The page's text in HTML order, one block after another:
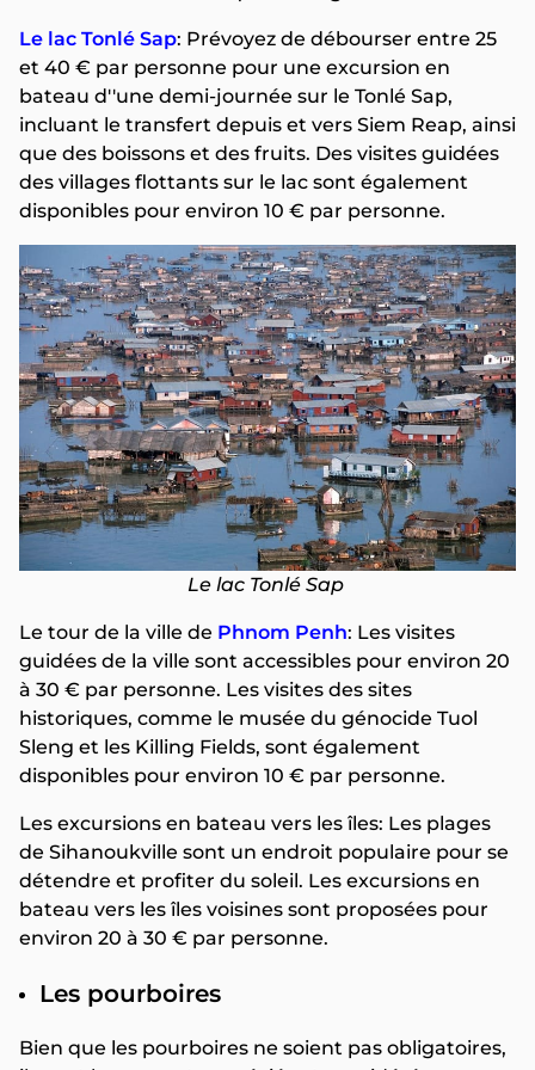
Le lac Tonlé Sap: Prévoyez de débourser entre 25
et 40 € par personne pour une excursion en
bateau d''une demi-journée sur le Tonlé Sap,
incluant le transfert depuis et vers Siem Reap, ainsi
que des boissons et des fruits. Des visites guidées
des villages flottants sur le lac sont également
disponibles pour environ 10 € par personne.
Le lac Tonlé Sap
Le tour de la ville de Phnom Penh: Les visites
guidées de la ville sont accessibles pour environ 20
à 30 € par personne. Les visites des sites
historiques, comme le musée du génocide Tuol
Sleng et les Killing Fields, sont également
disponibles pour environ 10 € par personne.
Les excursions en bateau vers les îles: Les plages
de Sihanoukville sont un endroit populaire pour se
détendre et profiter du soleil. Les excursions en
bateau vers les îles voisines sont proposées pour
environ 20 à 30 € par personne.
Les pourboires
Bien que les pourboires ne soient pas obligatoires,